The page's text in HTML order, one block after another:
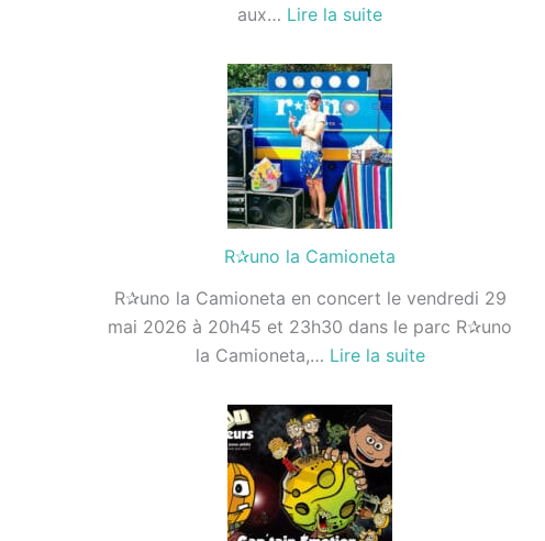
aux… Lire la suite:
Faune
R✰uno la Camioneta
R✰uno la Camioneta en concert le vendredi 29
mai 2026 à 20h45 et 23h30 dans le parc R✰uno
la Camioneta,… Lire la suite: